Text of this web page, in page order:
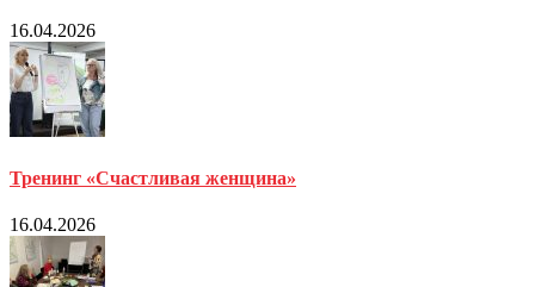
16.04.2026
Тренинг «Счастливая женщина»
16.04.2026